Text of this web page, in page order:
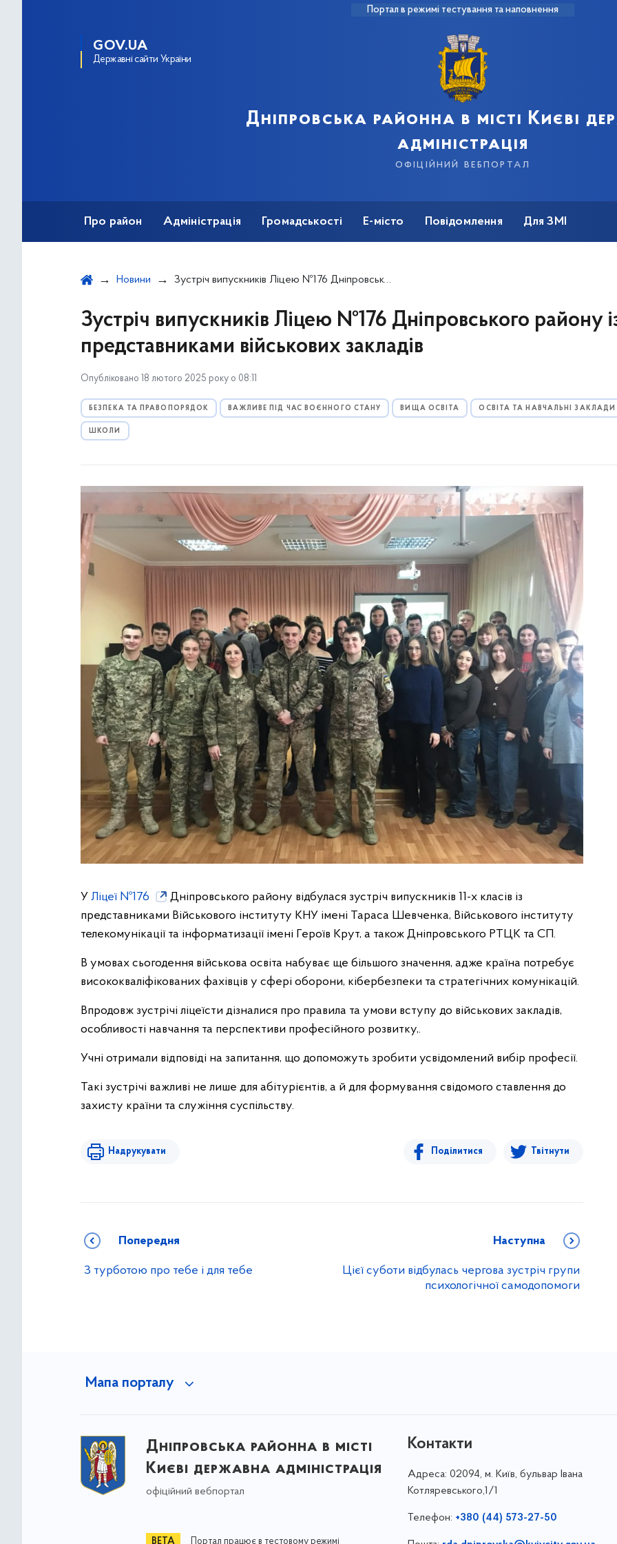
Портал в режимі тестування та наповнення
GOV.UA
Державні сайти України
Дніпровська районна в місті Києві
адміністрація
офіційний вебпортал
Про район Адміністрація Громадськості Е-місто Повідомлення Для ЗМІ
Новини Зустріч випускників Ліцею №176 Дніпровського району із представниками військових закладів
Зустріч випускників Ліцею №176 Дніпровського району
представниками військових закладів
Опубліковано 18 лютого 2025 року о 08:11
БЕЗПЕКА ТА ПРАВОПОРЯДОК ВАЖЛИВЕ ПІД ЧАС ВОЄННОГО СТАНУ ВИЩА ОСВІТА ОСВІТА ТА НАВЧАЛЬНІ ЗАКЛАДИ
ШКОЛИ
У Ліцеї №176
Дніпровського району відбулася зустріч випускників 11-х класів із
представниками Військового інституту КНУ імені Тараса Шевченка, Військового інституту
телекомунікації та інформатизації імені Героїв Крут, а також Дніпровського РТЦК та СП.
В умовах сьогодення військова освіта набуває ще більшого значення, адже країна потребує
висококваліфікованих фахівців у сфері оборони, кібербезпеки та стратегічних комунікацій.
Впродовж зустрічі ліцеїсти дізналися про правила та умови вступу до військових закладів,
особливості навчання та перспективи професійного розвитку,.
Учні отримали відповіді на запитання, що допоможуть зробити усвідомлений вибір професії.
Такі зустрічі важливі не лише для абітурієнтів, а й для формування свідомого ставлення до
захисту країни та служіння суспільству.
Надрукувати Поділитися Твітнути
Попередня
З турботою про тебе і для тебе
Наступна
Цієї суботи відбулась чергова зустріч групи
психологічної самодопомоги
Мапа порталу
Дніпровська районна в місті
Києві державна адміністрація
офіційний вебпортал
Портал працює в тестовому режимі
Контакти
Адреса: 02094, м. Київ, бульвар Івана
Котляревського,1/1
Телефон: +380 (44) 573-27-50